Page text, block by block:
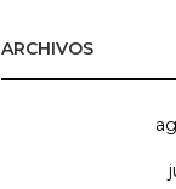
ARCHIVOS